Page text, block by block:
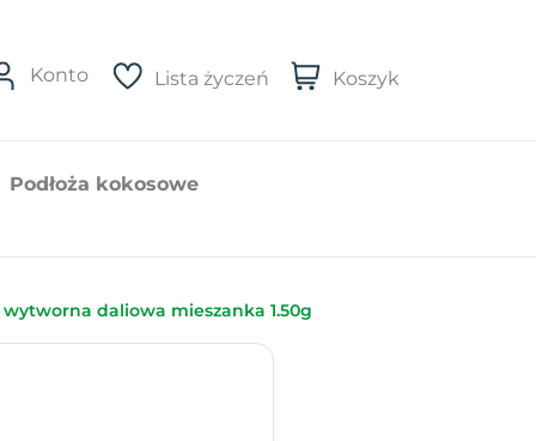
Konto Lista życzeń Koszyk
Podłoża kokosowe
wytworna daliowa mieszanka 1.50g